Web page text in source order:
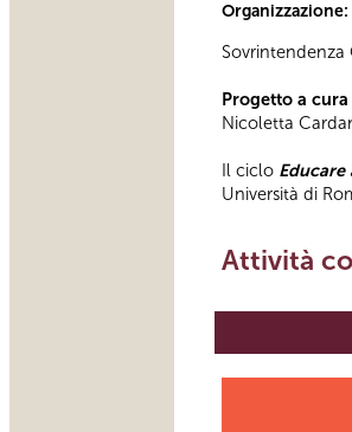
Organizzazione:
Progetto a cura
Nicoletta
Il ciclo
Università di
Attività